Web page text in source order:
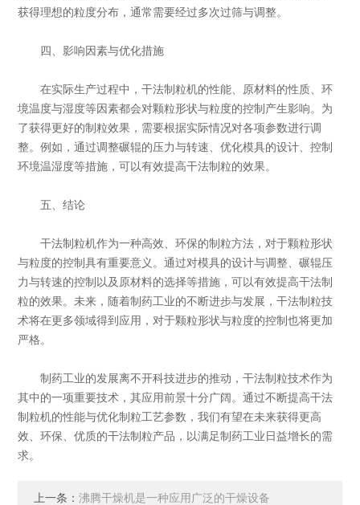
获得理想的粒度分布，通常需要经过多次过筛与调整。
四、影响因素与优化措施
在实际生产过程中，干法制粒机的性能、原材料的性质、环
境温度与湿度等因素都会对颗粒形状与粒度的控制产生影响。为
了获得更好的制粒效果，需要根据实际情况对各项参数进行调
整。例如，通过调整碾辊的压力与转速、优化模具的设计、控制
环境温湿度等措施，可以有效提高干法制粒的效果。
五、结论
干法制粒机作为一种高效、环保的制粒方法，对于颗粒形状
与粒度的控制具有重要意义。通过对模具的设计与调整、碾辊压
力与转速的控制以及原材料的选择等措施，可以有效提高干法制
粒的效果。未来，随着制药工业的不断进步与发展，干法制粒技
术将在更多领域得到应用，对于颗粒形状与粒度的控制也将更加
严格。
制药工业的发展离不开科技进步的推动，干法制粒技术作为
其中的一项重要技术，其应用前景十分广阔。通过不断提高干法
制粒机的性能与优化制粒工艺参数，我们有望在未来获得更高
效、环保、优质的干法制粒产品，以满足制药工业日益增长的需
求。
上一条：沸腾干燥机是一种应用广泛的干燥设备